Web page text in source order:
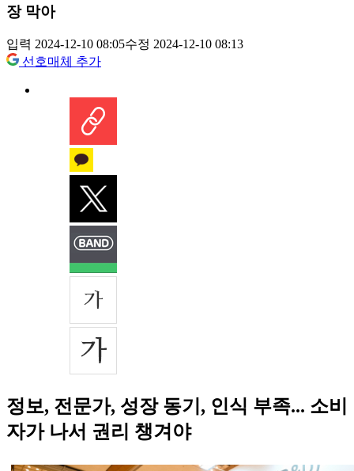
장 막아
입력 2024-12-10 08:05수정 2024-12-10 08:13
선호매체 추가
정보, 전문가, 성장 동기, 인식 부족... 소비
자가 나서 권리 챙겨야